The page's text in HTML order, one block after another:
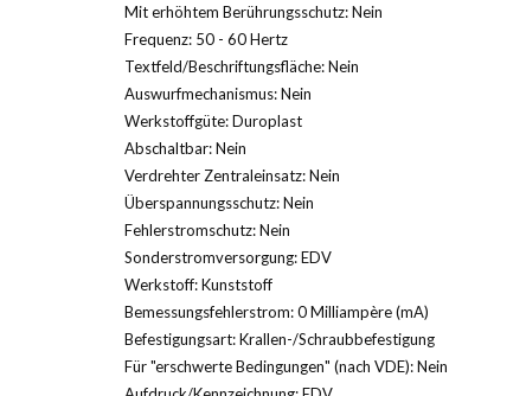
Mit erhöhtem Berührungsschutz: Nein
Frequenz: 50 - 60 Hertz
Textfeld/Beschriftungsfläche: Nein
Auswurfmechanismus: Nein
Werkstoffgüte: Duroplast
Abschaltbar: Nein
Verdrehter Zentraleinsatz: Nein
Überspannungsschutz: Nein
Fehlerstromschutz: Nein
Sonderstromversorgung: EDV
Werkstoff: Kunststoff
Bemessungsfehlerstrom: 0 Milliampère (mA)
Befestigungsart: Krallen-/Schraubbefestigung
Für "erschwerte Bedingungen" (nach VDE): Nein